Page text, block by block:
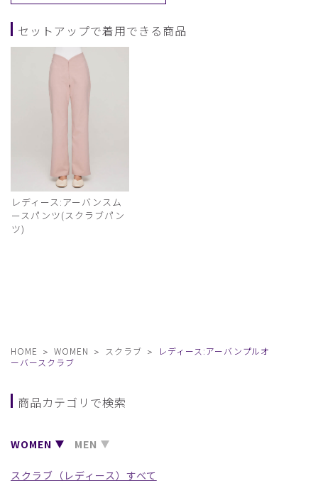
セットアップで着用できる商品
レディース:アーバンスム
ースパンツ(スクラブパン
ツ)
HOME WOMEN スクラブ
レディース:アーバンプルオ
ーバースクラブ
商品カテゴリで検索
WOMEN MEN
スクラブ（レディース）すべて